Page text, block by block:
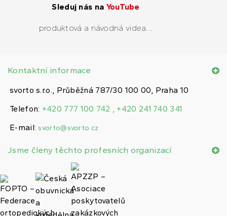
Sleduj nás na YouTube
produktová a návodná videa...
Kontaktní informace
svorto s.r.o., Průběžná 787/30 100 00, Praha 10
Telefon: +420 777 100 742 , +420 241 740 341
E-mail: svorto@svorto.cz
Jsme členy těchto profesních organizací